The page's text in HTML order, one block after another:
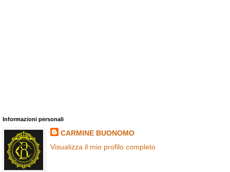
Informazioni personali
CARMINE BUONOMO
Visualizza il mio profilo completo